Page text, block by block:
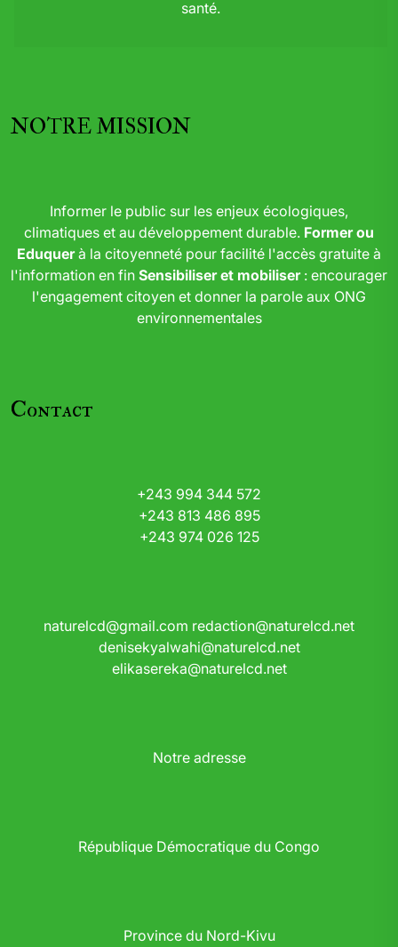
santé.
NOTRE MISSION
Informer le public sur les enjeux écologiques,
climatiques et au développement durable. Former ou
Eduquerà la citoyenneté pour facilité l'accès gratuite à
l'information en fin Sensibiliser et mobiliser: encourager
l'engagement citoyen et donner la parole aux ONG
environnementales
Contact
+243 994 344 572
+243 813 486 895
+243 974 026 125
naturelcd@gmail.com redaction@naturelcd.net
denisekyalwahi@naturelcd.net
elikasereka@naturelcd.net
Notre adresse
République Démocratique du Congo
Province du Nord-Kivu